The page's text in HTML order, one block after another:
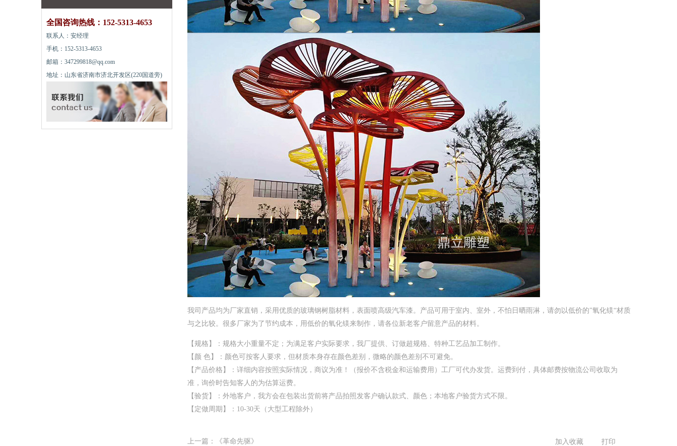
全国咨询热线：152-5313-4653
联系人：安经理
手机：152-5313-4653
邮箱：347299818@qq.com
地址：山东省济南市济北开发区(220国道旁)
我司产品均为厂家直销，采用优质的玻璃钢树脂材料，表面喷高级汽车漆。产品可用于室内、室外，不怕日晒雨淋，请勿以低价的”氧化镁“材质
与之比较。很多厂家为了节约成本，用低价的氧化镁来制作，请各位新老客户留意产品的材料。
【规格】：规格大小重量不定；为满足客户实际要求，我厂提供、订做超规格、特种工艺品加工制作。
【颜 色】：颜色可按客人要求，但材质本身存在颜色差别，微略的颜色差别不可避免。
【产品价格】：详细内容按照实际情况，商议为准！（报价不含税金和运输费用）工厂可代办发货。运费到付，具体邮费按物流公司收取为
准，询价时告知客人的为估算运费。
【验货】：外地客户，我方会在包装出货前将产品拍照发客户确认款式、颜色；本地客户验货方式不限。
【定做周期】：10-30天（大型工程除外）
上一篇： 《革命先驱》 加入收藏 打印